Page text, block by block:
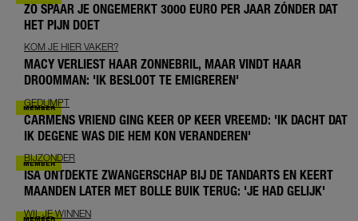
ZO SPAAR JE ONGEMERKT 3000 EURO PER JAAR ZÓNDER DAT
HET PIJN DOET
KOM JE HIER VAKER?
MACY VERLIEST HAAR ZONNEBRIL, MAAR VINDT HAAR
DROOMMAN: 'IK BESLOOT TE EMIGREREN'
GEDUMPT
CARMENS VRIEND GING KEER OP KEER VREEMD: 'IK DACHT DAT
IK DEGENE WAS DIE HEM KON VERANDEREN'
BIJZONDER
ISA ONTDEKTE ZWANGERSCHAP BIJ DE TANDARTS EN KEERT
MAANDEN LATER MET BOLLE BUIK TERUG: 'JE HAD GELIJK'
WIL JE WINNEN